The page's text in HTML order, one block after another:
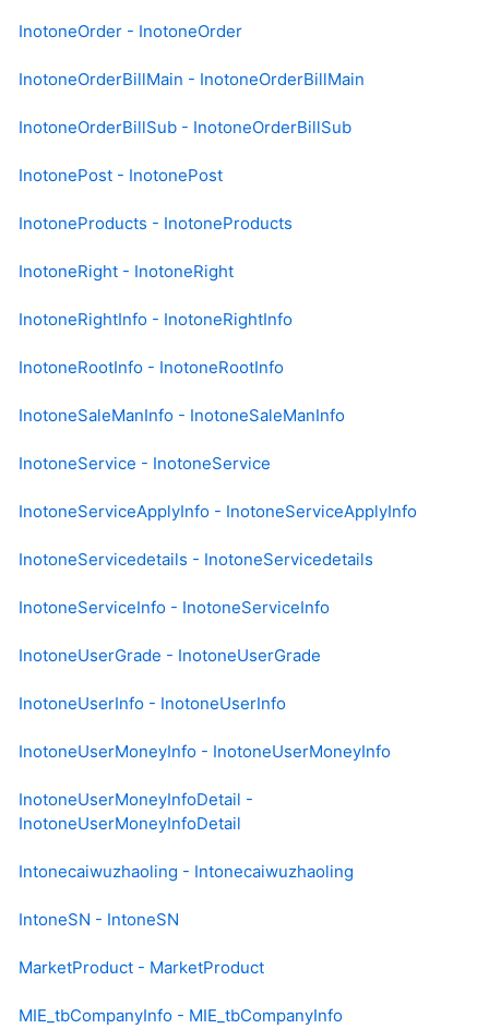
InotoneOrder - InotoneOrder
InotoneOrderBillMain - InotoneOrderBillMain
InotoneOrderBillSub - InotoneOrderBillSub
InotonePost - InotonePost
InotoneProducts - InotoneProducts
InotoneRight - InotoneRight
InotoneRightInfo - InotoneRightInfo
InotoneRootInfo - InotoneRootInfo
InotoneSaleManInfo - InotoneSaleManInfo
InotoneService - InotoneService
InotoneServiceApplyInfo - InotoneServiceApplyInfo
InotoneServicedetails - InotoneServicedetails
InotoneServiceInfo - InotoneServiceInfo
InotoneUserGrade - InotoneUserGrade
InotoneUserInfo - InotoneUserInfo
InotoneUserMoneyInfo - InotoneUserMoneyInfo
InotoneUserMoneyInfoDetail -
InotoneUserMoneyInfoDetail
Intonecaiwuzhaoling - Intonecaiwuzhaoling
IntoneSN - IntoneSN
MarketProduct - MarketProduct
MIE_tbCompanyInfo - MIE_tbCompanyInfo